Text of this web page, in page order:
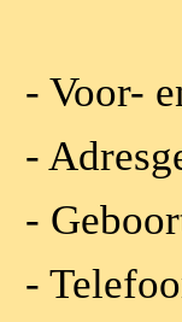
- Voor-
-
-
-